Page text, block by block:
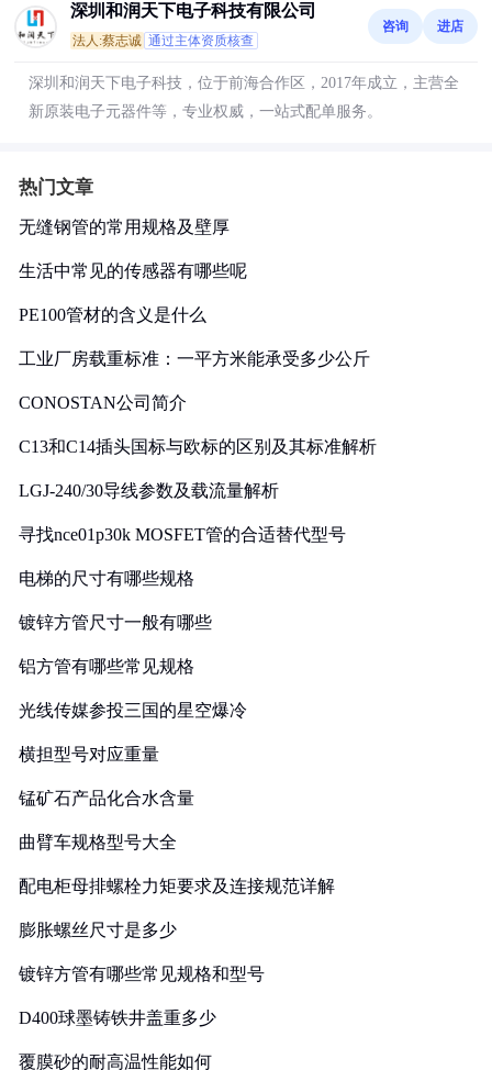
深圳和润天下电子科技有限公司
法人:蔡志诚 通过主体资质核查
咨询 进店
深圳和润天下电子科技，位于前海合作区，2017年成立，主营全
新原装电子元器件等，专业权威，一站式配单服务。
热门文章
无缝钢管的常用规格及壁厚
生活中常见的传感器有哪些呢
PE100管材的含义是什么
工业厂房载重标准：一平方米能承受多少公斤
CONOSTAN公司简介
C13和C14插头国标与欧标的区别及其标准解析
LGJ-240/30导线参数及载流量解析
寻找nce01p30k MOSFET管的合适替代型号
电梯的尺寸有哪些规格
镀锌方管尺寸一般有哪些
铝方管有哪些常见规格
光线传媒参投三国的星空爆冷
横担型号对应重量
锰矿石产品化合水含量
曲臂车规格型号大全
配电柜母排螺栓力矩要求及连接规范详解
膨胀螺丝尺寸是多少
镀锌方管有哪些常见规格和型号
D400球墨铸铁井盖重多少
覆膜砂的耐高温性能如何